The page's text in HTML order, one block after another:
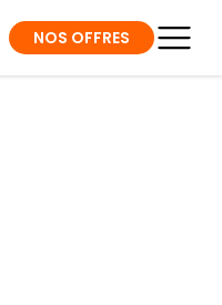
NOS OFFRES